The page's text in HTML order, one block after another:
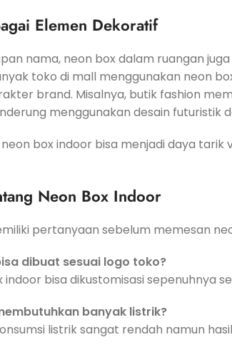
Elemen Dekoratif
nama, neon box dalam ruangan
toko di mall menggunakan neon
brand. Misalnya, butik fashion
menggunakan desain futuristik
box indoor bisa menjadi daya
Neon Box Indoor
pertanyaan sebelum memesan
dibuat sesuai logo toko?
indoor bisa dikustomisasi sepenuhnya
banyak listrik?
listrik sangat rendah namun